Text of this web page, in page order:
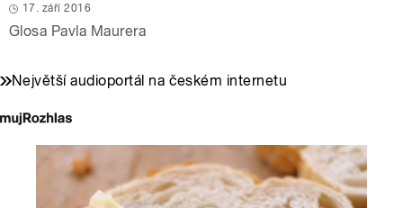
17. září 2016
Glosa Pavla Maurera
Největší audioportál na českém internetu